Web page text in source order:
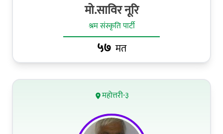
मो.साविर नूरि
श्रम संस्कृति पार्टी
५७ मत
महोत्तरी-३